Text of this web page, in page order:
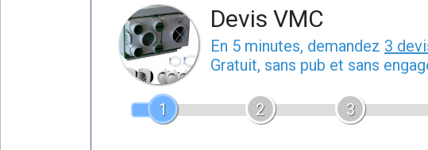
Devis VMC
En 5 minutes, demandez 3
Gratuit, sans pub et sans
1 2 3